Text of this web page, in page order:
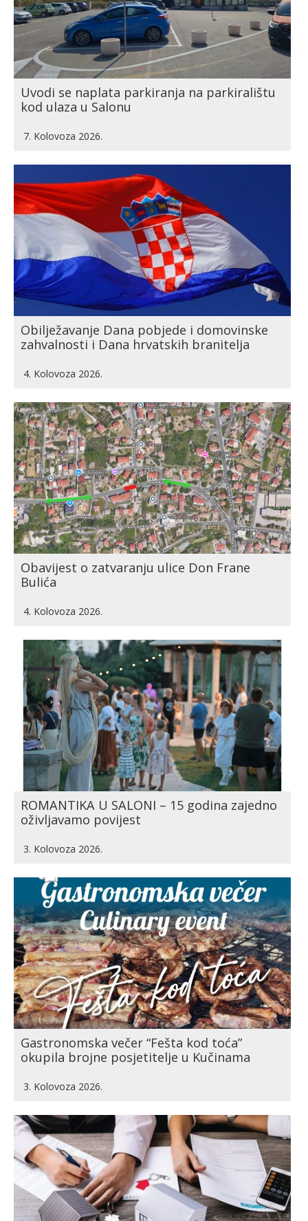
Uvodi se naplata parkiranja na parkiralištu
kod ulaza u Salonu
7. Kolovoza 2026.
Obilježavanje Dana pobjede i domovinske
zahvalnosti i Dana hrvatskih branitelja
4. Kolovoza 2026.
Obavijest o zatvaranju ulice Don Frane
Bulića
4. Kolovoza 2026.
ROMANTIKA U SALONI – 15 godina zajedno
oživljavamo povijest
3. Kolovoza 2026.
Gastronomska večer “Fešta kod toća”
okupila brojne posjetitelje u Kučinama
3. Kolovoza 2026.